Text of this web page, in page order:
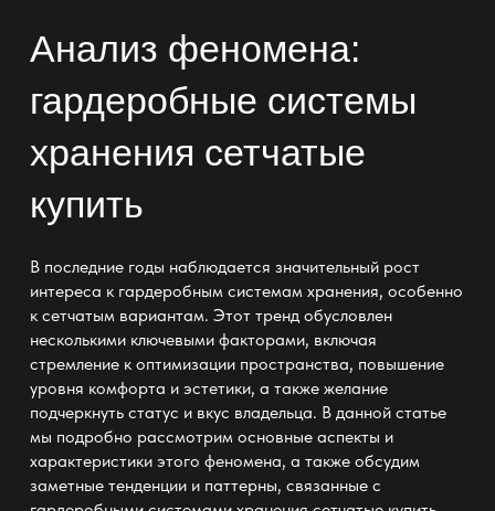
Анализ феномена:
гардеробные системы
хранения сетчатые
купить
В последние годы наблюдается значительный рост
интереса к гардеробным системам хранения, особенно
к сетчатым вариантам. Этот тренд обусловлен
несколькими ключевыми факторами, включая
стремление к оптимизации пространства, повышение
уровня комфорта и эстетики, а также желание
подчеркнуть статус и вкус владельца. В данной статье
мы подробно рассмотрим основные аспекты и
характеристики этого феномена, а также обсудим
заметные тенденции и паттерны, связанные с